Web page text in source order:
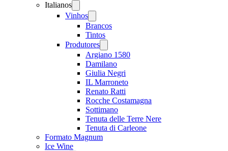
Italianos
menu
Vinhos
menu
Brancos
Tintos
Produtores
menu
Argiano 1580
Damilano
Giulia Negri
IL Marroneto
Renato Ratti
Rocche Costamagna
Sottimano
Tenuta delle Terre Nere
Tenuta di Carleone
Formato Magnum
Ice Wine